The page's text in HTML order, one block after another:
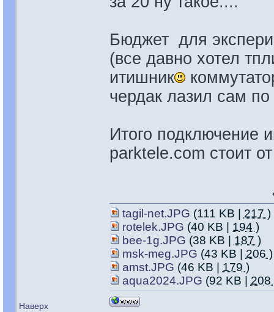
Бюджет для
(все давно хотел
итишник
чердак лазил сам
Итого подключение
parktele.com стоит
Наверх
tagil-net.JPG (111 KB | 217 )
rotelek.JPG (40 KB | 194 )
bee-1g.JPG (38 KB | 187 )
msk-meg.JPG (43 KB | 206 )
amst.JPG (46 KB | 179 )
aqua2024.JPG (92 KB | 208